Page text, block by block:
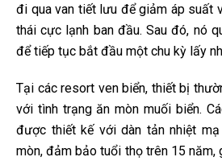
đi qua van tiết lưu để giảm áp suất
thái cực lạnh ban đầu. Sau đó, nó
để tiếp tục bắt đầu một chu kỳ lấy
Tại các resort ven biển, thiết bị
với tình trạng ăn mòn muối biển.
được thiết kế với dàn tản nhiệt
mòn, đảm bảo tuổi thọ trên 15 năm,